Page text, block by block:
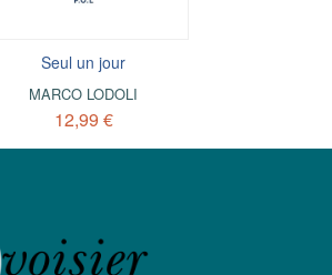
Seul un jour
MARCO LODOLI
12,99 €